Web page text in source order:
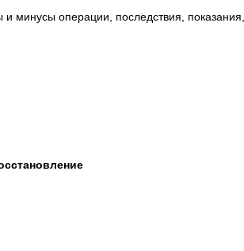
минусы операции, последствия,